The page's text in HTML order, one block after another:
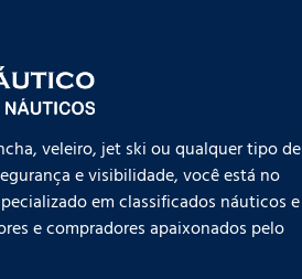
veleiro, jet ski ou qualquer tipo de
e visibilidade, você está no
em classificados náuticos e
e compradores apaixonados pelo